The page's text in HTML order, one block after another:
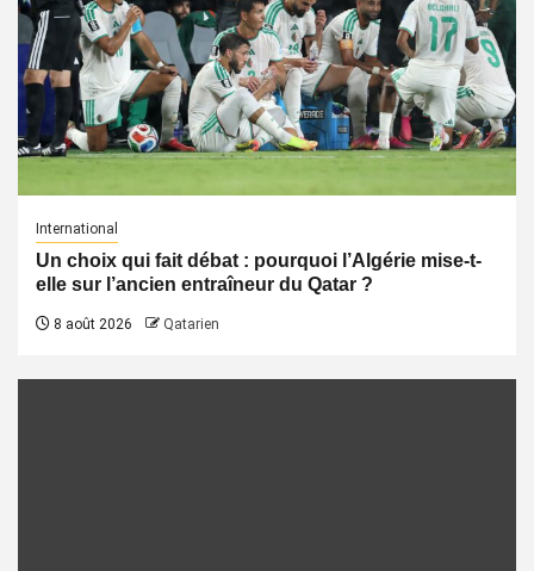
International
Un choix qui fait débat : pourquoi l’Algérie mise-t-
elle sur l’ancien entraîneur du Qatar ?
8 août 2026 Qatarien